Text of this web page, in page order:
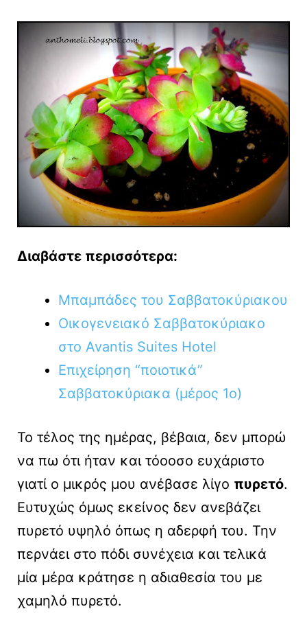
Διαβάστε περισσότερα:
Μπαμπάδες του Σαββατοκύριακου
Οικογενειακό Σαββατοκύριακο
στο Avantis Suites Hotel
Επιχείρηση “ποιοτικά”
Σαββατοκύριακα (μέρος 1ο)
Το τέλος της ημέρας, βέβαια, δεν μπορώ
να πω ότι ήταν και τόοοσο ευχάριστο
γιατί ο μικρός μου ανέβασε λίγο πυρετό.
Ευτυχώς όμως εκείνος δεν ανεβάζει
πυρετό υψηλό όπως η αδερφή του. Την
περνάει στο πόδι συνέχεια και τελικά
μία μέρα κράτησε η αδιαθεσία του με
χαμηλό πυρετό.